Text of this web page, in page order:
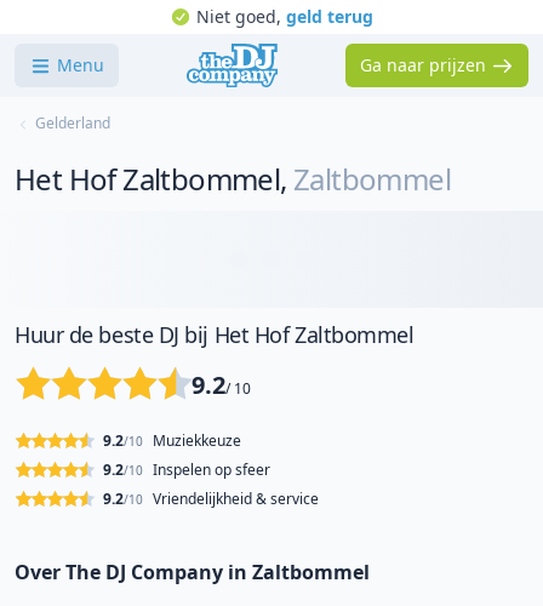
Niet goed, geld terug
Menu Ga naar prijzen
Gelderland
Het Hof Zaltbommel, Zaltbommel
Huur de beste DJ bij Het Hof Zaltbommel
9.2/ 10
Muziekkeuze
9.2/10
Inspelen op sfeer
9.2/10
Vriendelijkheid & service
9.2/10
Over The DJ Company in Zaltbommel